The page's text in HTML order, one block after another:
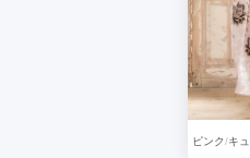
ピンク キ